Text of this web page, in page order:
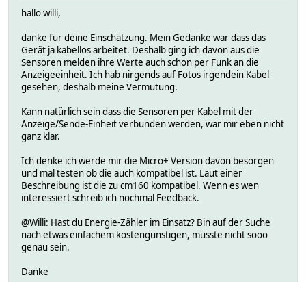
hallo willi,
danke für deine Einschätzung. Mein Gedanke war dass das
Gerät ja kabellos arbeitet. Deshalb ging ich davon aus die
Sensoren melden ihre Werte auch schon per Funk an die
Anzeigeeinheit. Ich hab nirgends auf Fotos irgendein Kabel
gesehen, deshalb meine Vermutung.
Kann natürlich sein dass die Sensoren per Kabel mit der
Anzeige/Sende-Einheit verbunden werden, war mir eben nicht
ganz klar.
Ich denke ich werde mir die Micro+ Version davon besorgen
und mal testen ob die auch kompatibel ist. Laut einer
Beschreibung ist die zu cm160 kompatibel. Wenn es wen
interessiert schreib ich nochmal Feedback.
@Willi: Hast du Energie-Zähler im Einsatz? Bin auf der Suche
nach etwas einfachem kostengünstigen, müsste nicht sooo
genau sein.
Danke